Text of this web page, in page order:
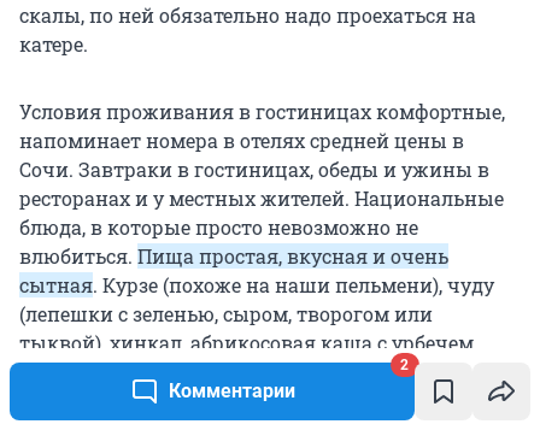
Комментарии
2
скалы, по ней обязательно надо проехаться на
катере.
Условия проживания в гостиницах комфортные,
напоминает номера в отелях средней цены в
Сочи. Завтраки в гостиницах, обеды и ужины в
ресторанах и у местных жителей. Национальные
блюда, в которые просто невозможно не
влюбиться. Пища простая, вкусная и очень
сытная. Курзе (похоже на наши пельмени), чуду
(лепешки с зеленью, сыром, творогом или
тыквой), хинкал, абрикосовая каша с урбечем
(пастой из сырых семян или орехов), долма, плов,
шашлыки и восточные сладости. Каждый раз